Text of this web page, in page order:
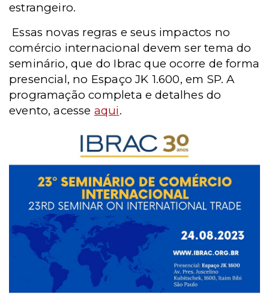
estrangeiro.
Essas novas regras e seus impactos no
comércio internacional devem ser tema do
seminário, que do Ibrac que ocorre de forma
presencial, no Espaço JK 1.600, em SP. A
programação completa e detalhes do
evento, acesse aqui.